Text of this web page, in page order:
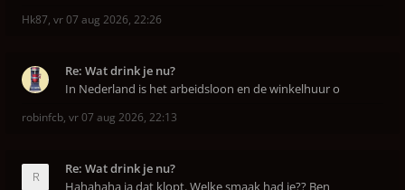
Hk87, vr 07 aug 2026, 22:26
Re: Wat drink je nu?
In Nederland is het arbeidsloon en de winkelhuur o
robinfcb, vr 07 aug 2026, 22:13
Re: Wat drink je nu?
Hahahaha ja dat klopt. Welke smaak had je?? Ben